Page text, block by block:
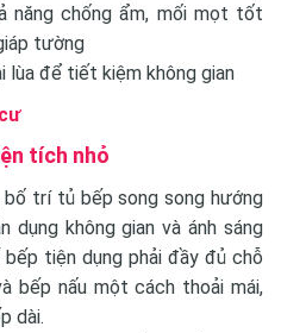
năng chống ẩm, mối mọt tốt
tường
lùa để tiết kiệm không gian
tích nhỏ
trí tủ bếp song song hướng
dụng không gian và ánh sáng
tiện dụng phải đầy đủ chỗ
bếp nấu một cách thoải mái,
dài.